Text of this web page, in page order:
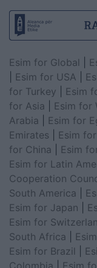
Esim for Global
Esim for USA
for Turkey
Esim
for Asia
Esim for
Arabia
Esim for
Emirates
Esim
for China
Esim
Esim for Latin
Cooperation
South America
Esim for Japan
Esim for
South Africa
Esim for Brazil